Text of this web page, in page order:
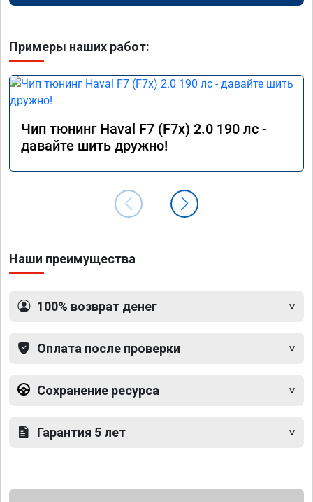
Примеры наших работ:
Чип тюнинг Haval F7 (F7x) 2.0 190 лс -
давайте шить дружно!
Наши преимущества
100% возврат денег
Оплата после проверки
Сохранение ресурса
Гарантия 5 лет